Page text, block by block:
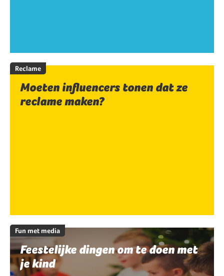
Reclame
Moeten influencers tonen dat ze
reclame maken?
Fun met media
Feestelijke dingen om te doen met
je kind